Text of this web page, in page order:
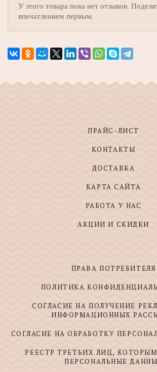
У этого товара пока нет отзывов.
впечатлением первым.
ПРАЙС-ЛИСТ
КОНТАКТЫ
ДОСТАВКА
КАРТА САЙТА
РАБОТА У НАС
АКЦИИ И СКИДКИ
ПРАВА ПОТРЕБИТЕЛЯ
ПОЛИТИКА
СОГЛАСИЕ НА ПОЛУЧЕНИЕ
ИНФОРМАЦИОННЫХ
СОГЛАСИЕ НА ОБРАБОТКУ
РЕЕСТР ТРЕТЬИХ ЛИЦ,
ПЕРСОНАЛЬНЫЕ